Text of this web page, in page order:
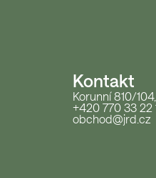
Kontakt
Korunní 810/
+420 770 33 22
obchod@jrd.cz